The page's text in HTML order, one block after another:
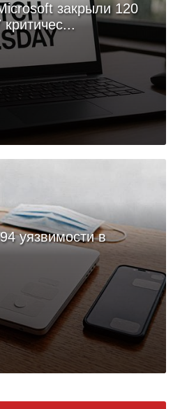
закрыли 120
уязвимости в